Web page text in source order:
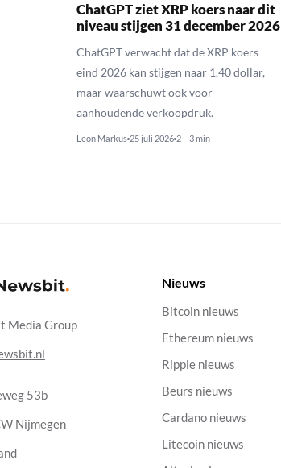
ChatGPT ziet XRP koers naar dit
niveau stijgen 31 december 2026
ChatGPT verwacht dat de XRP koers
eind 2026 kan stijgen naar 1,40 dollar,
maar waarschuwt ook voor
aanhoudende verkoopdruk.
Leon Markus 25 juli 2026 2 – 3 min
Media Group
53b
Nijmegen
Nieuws
Bitcoin nieuws
Ethereum nieuws
Ripple nieuws
Beurs nieuws
Cardano nieuws
Litecoin nieuws